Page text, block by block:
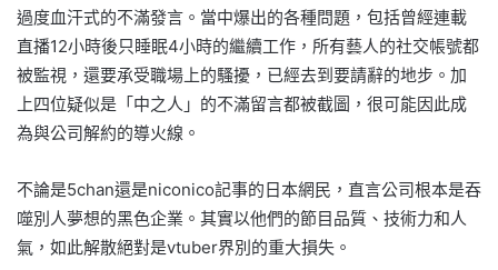
過度血汗式的不滿發言。當中爆出的各種問題，包括曾經連載
直播12小時後只睡眠4小時的繼續工作，所有藝人的社交帳號都
被監視，還要承受職場上的騷擾，已經去到要請辭的地步。加
上四位疑似是「中之人」的不滿留言都被截圖，很可能因此成
為與公司解約的導火線。
不論是5chan還是niconico記事的日本網民，直言公司根本是吞
噬別人夢想的黑色企業。其實以他們的節目品質、技術力和人
氣，如此解散絕對是vtuber界別的重大損失。